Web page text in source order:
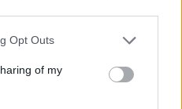
Opt Outs
of my
sulla corsia destra di
in lotta con un